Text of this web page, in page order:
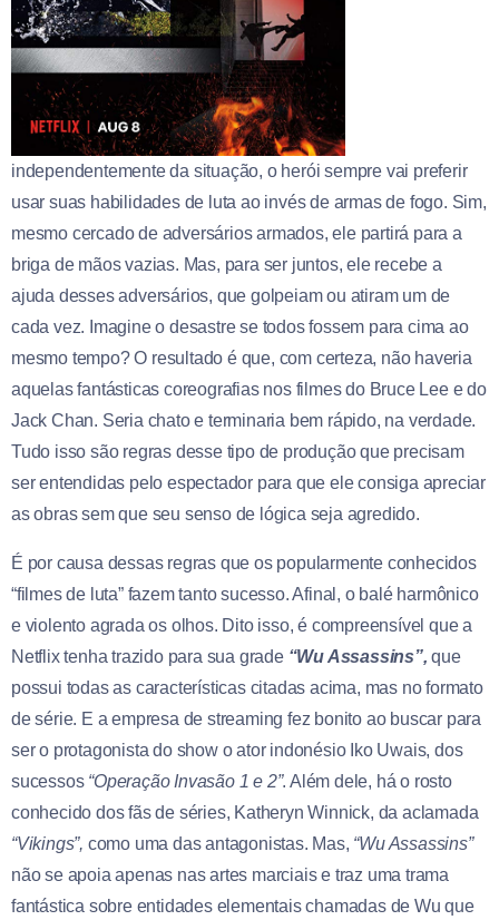
independentemente da situação, o herói sempre vai preferir
usar suas habilidades de luta ao invés de armas de fogo. Sim,
mesmo cercado de adversários armados, ele partirá para a
briga de mãos vazias. Mas, para ser juntos, ele recebe a
ajuda desses adversários, que golpeiam ou atiram um de
cada vez. Imagine o desastre se todos fossem para cima ao
mesmo tempo? O resultado é que, com certeza, não haveria
aquelas fantásticas coreografias nos filmes do Bruce Lee e do
Jack Chan. Seria chato e terminaria bem rápido, na verdade.
Tudo isso são regras desse tipo de produção que precisam
ser entendidas pelo espectador para que ele consiga apreciar
as obras sem que seu senso de lógica seja agredido.
É por causa dessas regras que os popularmente conhecidos
“filmes de luta” fazem tanto sucesso. Afinal, o balé harmônico
e violento agrada os olhos. Dito isso, é compreensível que a
Netflix tenha trazido para sua grade “Wu Assassins”,que
possui todas as características citadas acima, mas no formato
de série. E a empresa de streaming fez bonito ao buscar para
ser o protagonista do show o ator indonésio Iko Uwais, dos
sucessos “Operação Invasão 1 e 2”. Além dele, há o rosto
conhecido dos fãs de séries, Katheryn Winnick, da aclamada
“Vikings”, como uma das antagonistas. Mas, “Wu Assassins”
não se apoia apenas nas artes marciais e traz uma trama
fantástica sobre entidades elementais chamadas de Wu que